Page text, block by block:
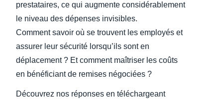
prestataires, ce qui augmente considérablement
le niveau des dépenses invisibles.
Comment savoir où se trouvent les employés et
assurer leur sécurité lorsqu’ils sont en
déplacement ? Et comment maîtriser les coûts
en bénéficiant de remises négociées ?
Découvrez nos réponses en téléchargeant